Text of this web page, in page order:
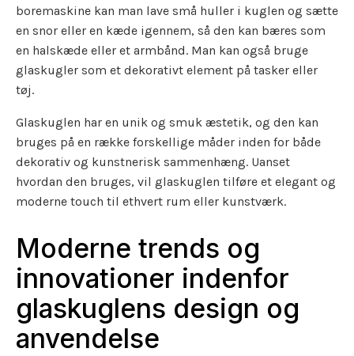
boremaskine kan man lave små huller i kuglen og sætte
en snor eller en kæde igennem, så den kan bæres som
en halskæde eller et armbånd. Man kan også bruge
glaskugler som et dekorativt element på tasker eller
tøj.
Glaskuglen har en unik og smuk æstetik, og den kan
bruges på en række forskellige måder inden for både
dekorativ og kunstnerisk sammenhæng. Uanset
hvordan den bruges, vil glaskuglen tilføre et elegant og
moderne touch til ethvert rum eller kunstværk.
Moderne trends og
innovationer indenfor
glaskuglens design og
anvendelse